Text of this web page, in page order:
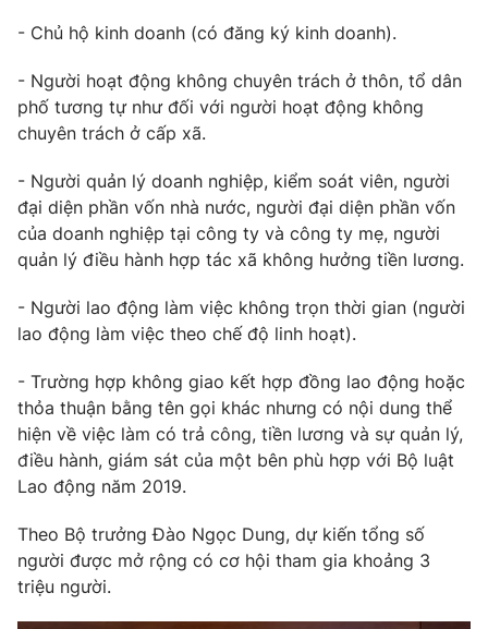
Nhân vật
Giải sao mai
Âm nhạc
Sao
Làm đẹp
Chất lượng cuộc sống
Giáo dục
Tuyển sinh
Công nghệ
Hitech Công nghệ tương lai
Sản phẩm
Thị trường
Tư vấn
Giao lưu trực tuyến
Lịch phát sóng
Chuyên mục khác
Emagazine Podcast
Photo Infographic
VTV Money VTV Thể thao
- Chủ hộ kinh doanh (có đăng ký kinh doanh).
- Người hoạt động không chuyên trách ở thôn, tổ dân
phố tương tự như đối với người hoạt động không
chuyên trách ở cấp xã.
- Người quản lý doanh nghiệp, kiểm soát viên, người
đại diện phần vốn nhà nước, người đại diện phần vốn
của doanh nghiệp tại công ty và công ty mẹ, người
quản lý điều hành hợp tác xã không hưởng tiền lương.
- Người lao động làm việc không trọn thời gian (người
lao động làm việc theo chế độ linh hoạt).
- Trường hợp không giao kết hợp đồng lao động hoặc
thỏa thuận bằng tên gọi khác nhưng có nội dung thể
hiện về việc làm có trả công, tiền lương và sự quản lý,
điều hành, giám sát của một bên phù hợp với Bộ luật
Lao động năm 2019.
Theo Bộ trưởng Đào Ngọc Dung, dự kiến tổng số
người được mở rộng có cơ hội tham gia khoảng 3
triệu người.